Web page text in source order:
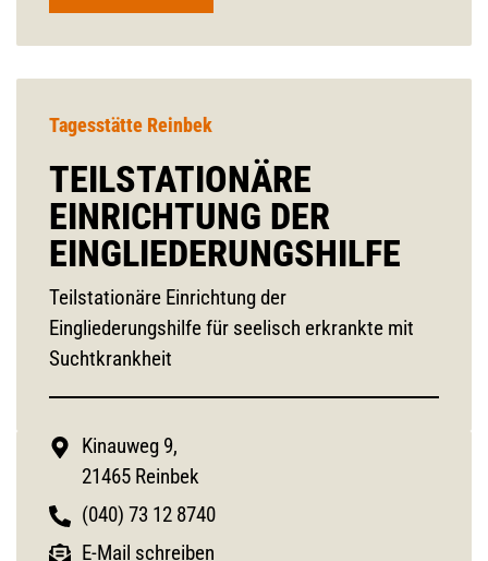
Tagesstätte Reinbek
TEILSTATIONÄRE
EINRICHTUNG DER
EINGLIEDERUNGSHILFE
Teilstationäre Einrichtung der
Eingliederungshilfe für seelisch erkrankte mit
Suchtkrankheit
Kinauweg 9,
21465 Reinbek
(040) 73 12 8740
E-Mail schreiben